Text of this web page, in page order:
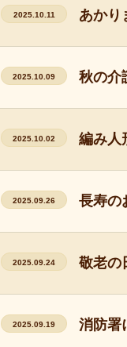
2025.10.11 あかり
2025.10.09 秋の介
2025.10.02 編み人
2025.09.26 長寿の
2025.09.24 敬老の
2025.09.19 消防署